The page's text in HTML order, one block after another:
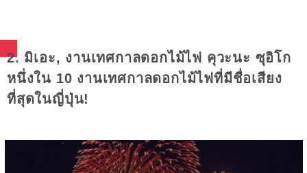
2. มิเอะ, งานเทศกาลดอกไม้ไฟ คุวะนะ ซุอิโก
หนึ่งใน 10 งานเทศกาลดอกไม้ไฟที่มีชื่อเสียง
ที่สุดในญี่ปุ่น!